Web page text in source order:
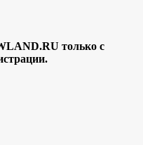
только с